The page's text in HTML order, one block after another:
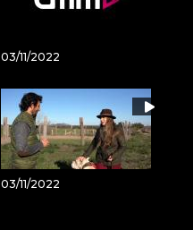
03/11/2022
03/11/2022